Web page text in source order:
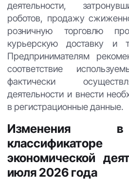
деятельности,
роботов, продажу
розничную торговлю
курьерскую доставку и
Предпринимателям
соответствие
фактически
деятельности и внести
в регистрационные данные.
Изменения
экономической
июля 2026 года